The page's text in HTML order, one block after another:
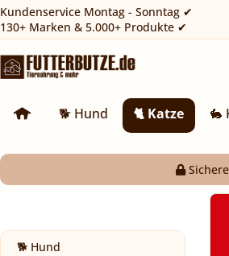
Kundenservice Montag - Sonntag ✔
130+ Marken & 5.000+ Produkte ✔
🐕 Hund 🐈 Katze 🐇
Sichere
🐕 Hund